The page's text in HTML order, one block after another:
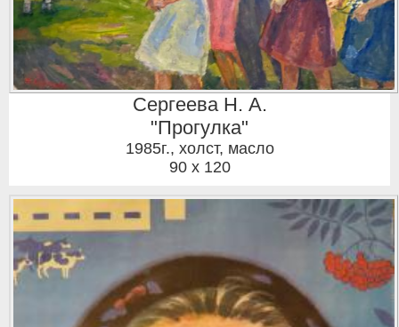
Сергеева Н. А.
"Прогулка"
1985г., холст, масло
90 x 120